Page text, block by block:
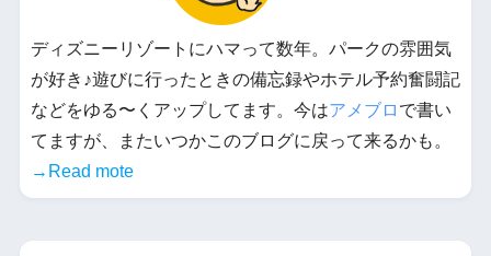
ディズニーリゾートにハマって数年。パークの雰囲気
が好き♪遊びに行ったときの備忘録やホテル予約奮闘記
などをゆる〜くアップしてます。今はアメブロ で書い
てますが、またいつかこのブログに戻って来るかも。
→Read mote